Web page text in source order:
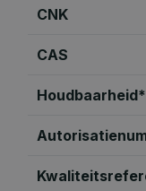
CNK
CAS
Houdbaarheid*